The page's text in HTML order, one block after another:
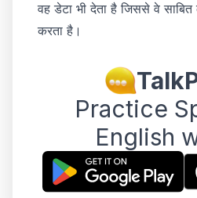
वह डेटा भी देता है जिससे वे
करता है।
Practice
English